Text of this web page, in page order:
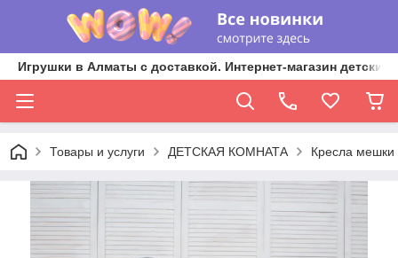
Игрушки в Алматы с доставкой. Интернет-магазин
Товары и услуги ДЕТСКАЯ КОМНАТА Кресла мешки